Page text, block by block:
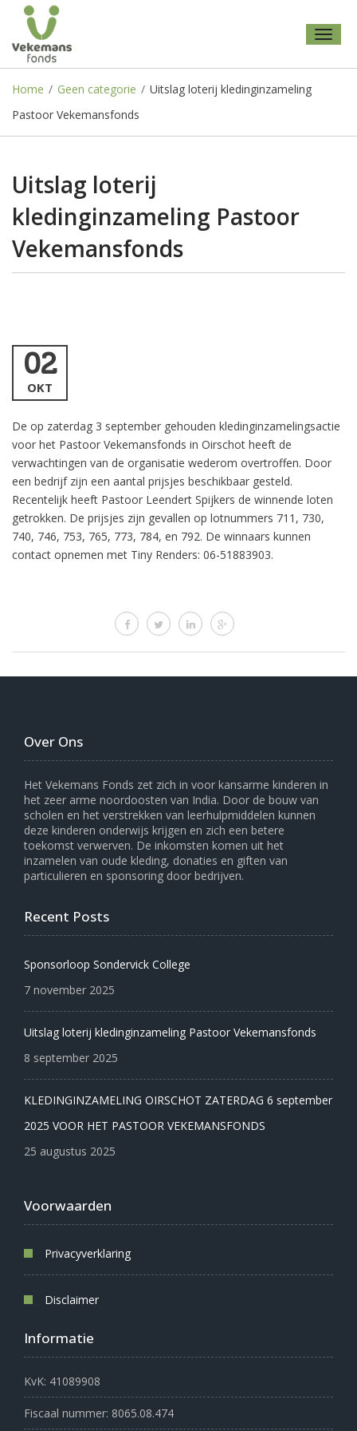
Home / Geen categorie / Uitslag loterij kledinginzameling
Pastoor Vekemansfonds
Uitslag loterij
kledinginzameling Pastoor
Vekemansfonds
02
OKT
De op zaterdag 3 september gehouden kledinginzamelingsactie
voor het Pastoor Vekemansfonds in Oirschot heeft de
verwachtingen van de organisatie wederom overtroffen. Door
een bedrijf zijn een aantal prijsjes beschikbaar gesteld.
Recentelijk heeft Pastoor Leendert Spijkers de winnende loten
getrokken. De prijsjes zijn gevallen op lotnummers 711, 730,
740, 746, 753, 765, 773, 784, en 792. De winnaars kunnen
contact opnemen met Tiny Renders: 06-51883903.
Over Ons
Het Vekemans Fonds zet zich in voor kansarme kinderen in
het zeer arme noordoosten van India. Door de bouw van
scholen en het verstrekken van leerhulpmiddelen kunnen
deze kinderen onderwijs krijgen en zich een betere
toekomst verwerven. De inkomsten komen uit het
inzamelen van oude kleding, donaties en giften van
particulieren en sponsoring door bedrijven.
Recent Posts
Sponsorloop Sondervick College
7 november 2025
Uitslag loterij kledinginzameling Pastoor Vekemansfonds
8 september 2025
KLEDINGINZAMELING OIRSCHOT ZATERDAG 6 september
2025 VOOR HET PASTOOR VEKEMANSFONDS
25 augustus 2025
Voorwaarden
Privacyverklaring
Disclaimer
Informatie
KvK: 41089908
Fiscaal nummer: 8065.08.474